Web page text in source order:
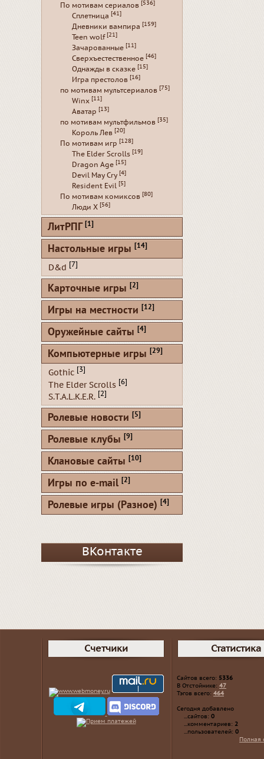
По мотивам сериалов [536]
Сплетница [41]
Дневники вампира [159]
Teen wolf [21]
Зачарованные [11]
Сверхъестественное [46]
Однажды в сказке [15]
Игра престолов [16]
по мотивам мультсериалов [75]
Winx [11]
Аватар [13]
по мотивам мультфильмов [35]
Король Лев [20]
По мотивам игр [128]
The Elder Scrolls [19]
Dragon Age [15]
Devil May Cry [4]
Resident Evil [5]
По мотивам комиксов [80]
Люди Х [56]
ЛитРПГ [1]
Настольные игры [14]
D&d [7]
Карточные игры [2]
Игры на местности [12]
Оружейные сайты [4]
Компьютерные игры [29]
Gothic [3]
The Elder Scrolls [6]
S.T.A.L.K.E.R. [2]
Ролевые новости [5]
Ролевые клубы [9]
Клановые сайты [10]
Игры по e-mail [2]
Ролевые игры (Разное) [4]
ВКонтакте
Счетчики Статистика
Сайтов всего: 5336
В Отстойнике: 47
Тэгов всего: 464
Сегодня добавлено
...сайтов: 0
...комментариев: 2
...пользователей: 0
Полная